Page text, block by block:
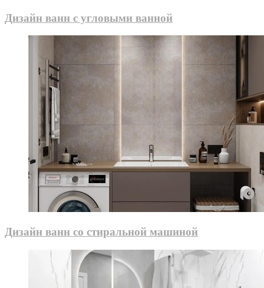
Дизайн ванн с угловыми ванной
Дизайн ванн со стиральной машиной